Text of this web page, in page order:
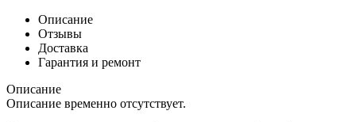
Описание
Отзывы
Доставка
Гарантия и ремонт
Описание
Описание временно отсутствует.